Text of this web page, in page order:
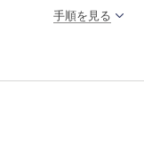
手順を見る